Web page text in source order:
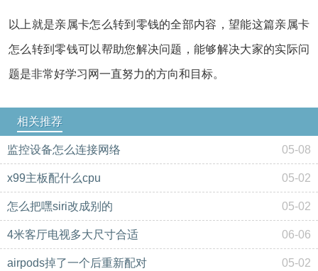
以上就是亲属卡怎么转到零钱的全部内容，望能这篇亲属卡
怎么转到零钱可以帮助您解决问题，能够解决大家的实际问
题是非常好学习网一直努力的方向和目标。
相关推荐
监控设备怎么连接网络 05-08
x99主板配什么cpu 05-02
怎么把嘿siri改成别的 05-02
4米客厅电视多大尺寸合适 06-06
airpods掉了一个后重新配对 05-02